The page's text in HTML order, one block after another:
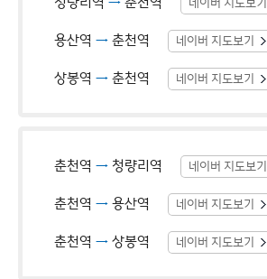
용산역 → 춘천역 네이버 지도보기
상봉역 → 춘천역 네이버 지도보기
춘천역 → 청량리역 네이버 지도보기
춘천역 → 용산역 네이버 지도보기
춘천역 → 상봉역 네이버 지도보기